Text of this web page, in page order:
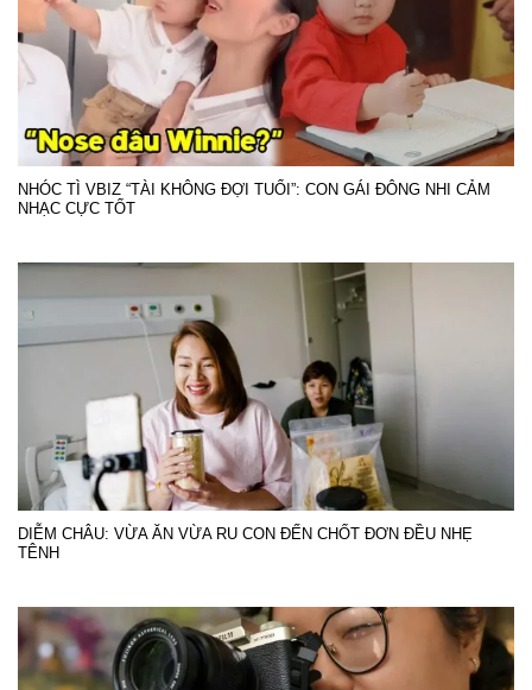
NHÓC TÌ VBIZ “TÀI KHÔNG ĐỢI TUỔI”: CON GÁI ĐÔNG NHI CẢM
NHẠC CỰC TỐT
DIỄM CHÂU: VỪA ĂN VỪA RU CON ĐẾN CHỐT ĐƠN ĐỀU NHẸ
TÊNH